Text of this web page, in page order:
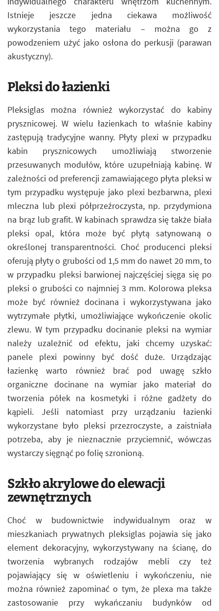
Istnieje jeszcze jedna ciekawa możliwość
wykorzystania tego materiału – można go z
powodzeniem użyć jako osłona do perkusji (parawan
akustyczny).
Pleksi do łazienki
Pleksiglas można również wykorzystać do kabiny
prysznicowej. W wielu łazienkach to właśnie kabiny
zastępują tradycyjne wanny. Płyty plexi w przypadku
kabin prysznicowych umożliwiają stworzenie
przesuwanych modułów, które uzupełniają kabinę. W
zależności od preferencji zamawiającego płyta pleksi w
tym przypadku występuje jako plexi bezbarwna, plexi
mleczna lub plexi półprzeźroczysta, np. przydymiona
na brąz lub grafit. W kabinach sprawdza się także biała
pleksi opal, która może być płytą satynowaną o
określonej transparentności. Choć producenci pleksi
oferują płyty o grubości od 1,5 mm do nawet 20 mm, to
w przypadku pleksi barwionej najczęściej sięga się po
pleksi o grubości co najmniej 3 mm. Kolorowa pleksa
może być również docinana i wykorzystywana jako
wytrzymałe płytki, umożliwiające wykończenie okolic
zlewu. W tym przypadku docinanie pleksi na wymiar
należy uzależnić od efektu, jaki chcemy uzyskać:
panele plexi powinny być dość duże. Urządzając
łazienkę warto również brać pod uwagę szkło
organiczne docinane na wymiar jako materiał do
tworzenia półek na kosmetyki i różne gadżety do
kąpieli. Jeśli natomiast przy urządzaniu łazienki
wykorzystane było pleksi przezroczyste, a zaistniała
potrzeba, aby je nieznacznie przyciemnić, wówczas
wystarczy sięgnąć po folię szronioną.
Szkło akrylowe do elewacji
zewnętrznych
Choć w budownictwie indywidualnym oraz w
mieszkaniach prywatnych pleksiglas pojawia się jako
element dekoracyjny, wykorzystywany na ścianę, do
tworzenia wybranych rodzajów mebli czy też
pojawiający się w oświetleniu i wykończeniu, nie
można również zapominać o tym, że plexa ma także
zastosowanie przy wykańczaniu budynków od